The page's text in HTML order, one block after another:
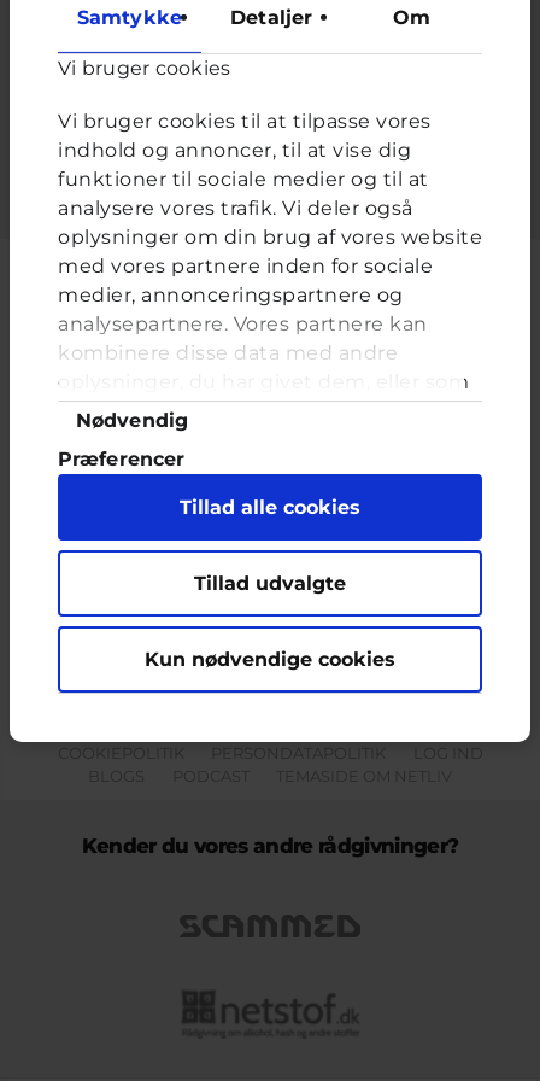
Samtykke Detaljer Om
Vi bruger cookies
Vi bruger cookies til at tilpasse vores
indhold og annoncer, til at vise dig
funktioner til sociale medier og til at
analysere vores trafik. Vi deler også
oplysninger om din brug af vores website
med vores partnere inden for sociale
medier, annonceringspartnere og
analysepartnere. Vores partnere kan
kombinere disse data med andre
oplysninger, du har givet dem, eller som
de har indsamlet fra din brug af deres
tjenester. Du samtykker til vores cookies,
hvis du fortsætter med at anvende vores
hjemmeside.
Samtykkevalg
Nødvendig
Præferencer
Marketing
Tillad alle cookies
Tillad udvalgte
Kun nødvendige cookies
er gode når du skal bære noget - hvad er det?*
Udfyld feltet.
Cyberhus er et klubhus på nettet for dig op til 25 år. Du kan skrive til
tanker i ung-til-ung eller bare hænge ud, og læse med. I Cyberhus
kan du være dig selv, og har du brug for en voksen, vil vi gerne lytte
Indholdet på dette site er udelukkende Cyberhus' ansvar og afspejler
ikke nødvendigvis den Europæiske Unions holdninger.
COOKIEPOLITIK
PERSONDATAPOLITIK
BLOGS
PODCAST TEMASIDE OM NETLIV
Kender du vores andre rådgivninger?